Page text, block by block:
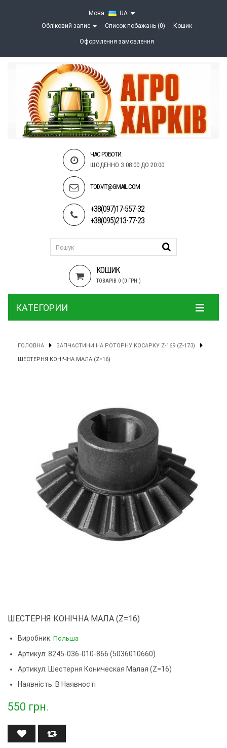
Мова
UA
Обліковий запис
Список побажань (0) Кошик
Оформлення замовлення
ЧАС РОБОТИ:
ЩОДЕННО З 08:00 ДО 20:00
TOD.VIT@GMAIL.COM
+38(097)17-557-32
+38(095)213-77-23
КОШИК
ТОВАРІВ 0 (0 ГРН.)
КАТЕГОРИИ
ГОЛОВНА ЗАПЧАСТИНИ НА РОТОРНУ КОСАРКУ Z-169 (Z-173)
ШЕСТЕРНЯ КОНІЧНА МАЛА (Z=16)
ШЕСТЕРНЯ КОНІЧНА МАЛА (Z=16)
Виробник: Польша
Артикул: 8245-036-010-866 (5036010660)
Артикул: Шестерня Коническая Малая (z=16)
Наявність: В Наявності
550 грн.